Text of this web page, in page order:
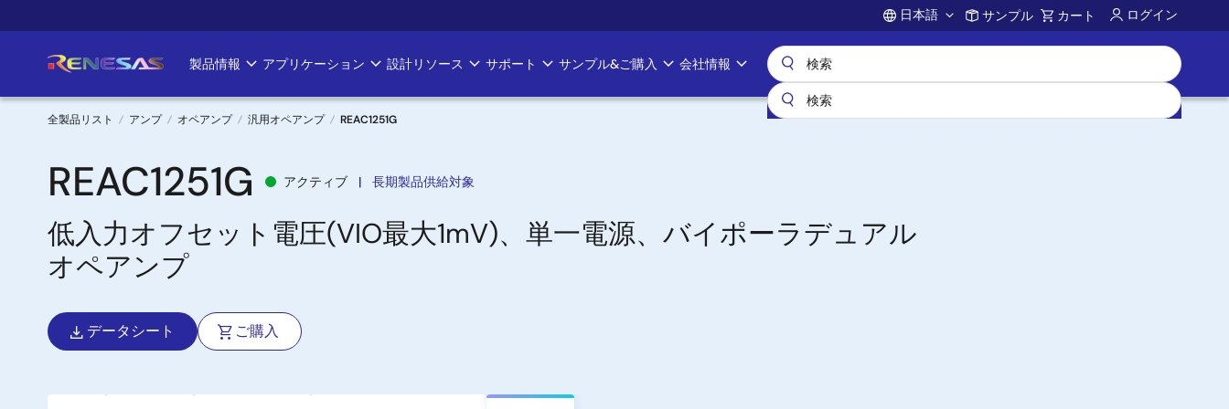
イ
ン
Account
日本語 サンプル カート ログイン
Main
navigation
製品情報 アプリケーション 設計リソース サポート サンプル&ご購入 会社情報
パ
ン
く
ず
全製品リスト アンプ オペアンプ 汎用オペアンプ REAC1251G
REAC1251G アクティブ 長期製品供給対象
低入力オフセット電圧(VIO最大1mV)、単一電源、バイポーラデュアル
オペアンプ
データシート ご購入